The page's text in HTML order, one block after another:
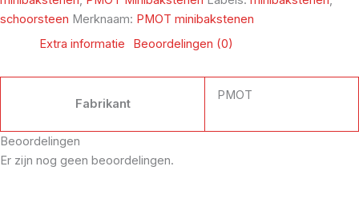
schoorsteen Merknaam: PMOT minibakstenen
Extra informatie
Beoordelingen (0)
Fabrikant
PMOT
Beoordelingen
Er zijn nog geen beoordelingen.